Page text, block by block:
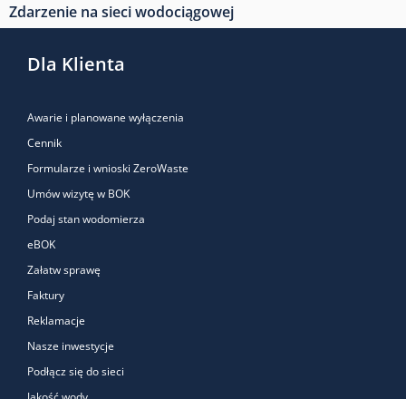
Zdarzenie na sieci wodociągowej
Dla Klienta
Awarie i planowane wyłączenia
Cennik
Formularze i wnioski ZeroWaste
Umów wizytę w BOK
Podaj stan wodomierza
eBOK
Załatw sprawę
Faktury
Reklamacje
Nasze inwestycje
Podłącz się do sieci